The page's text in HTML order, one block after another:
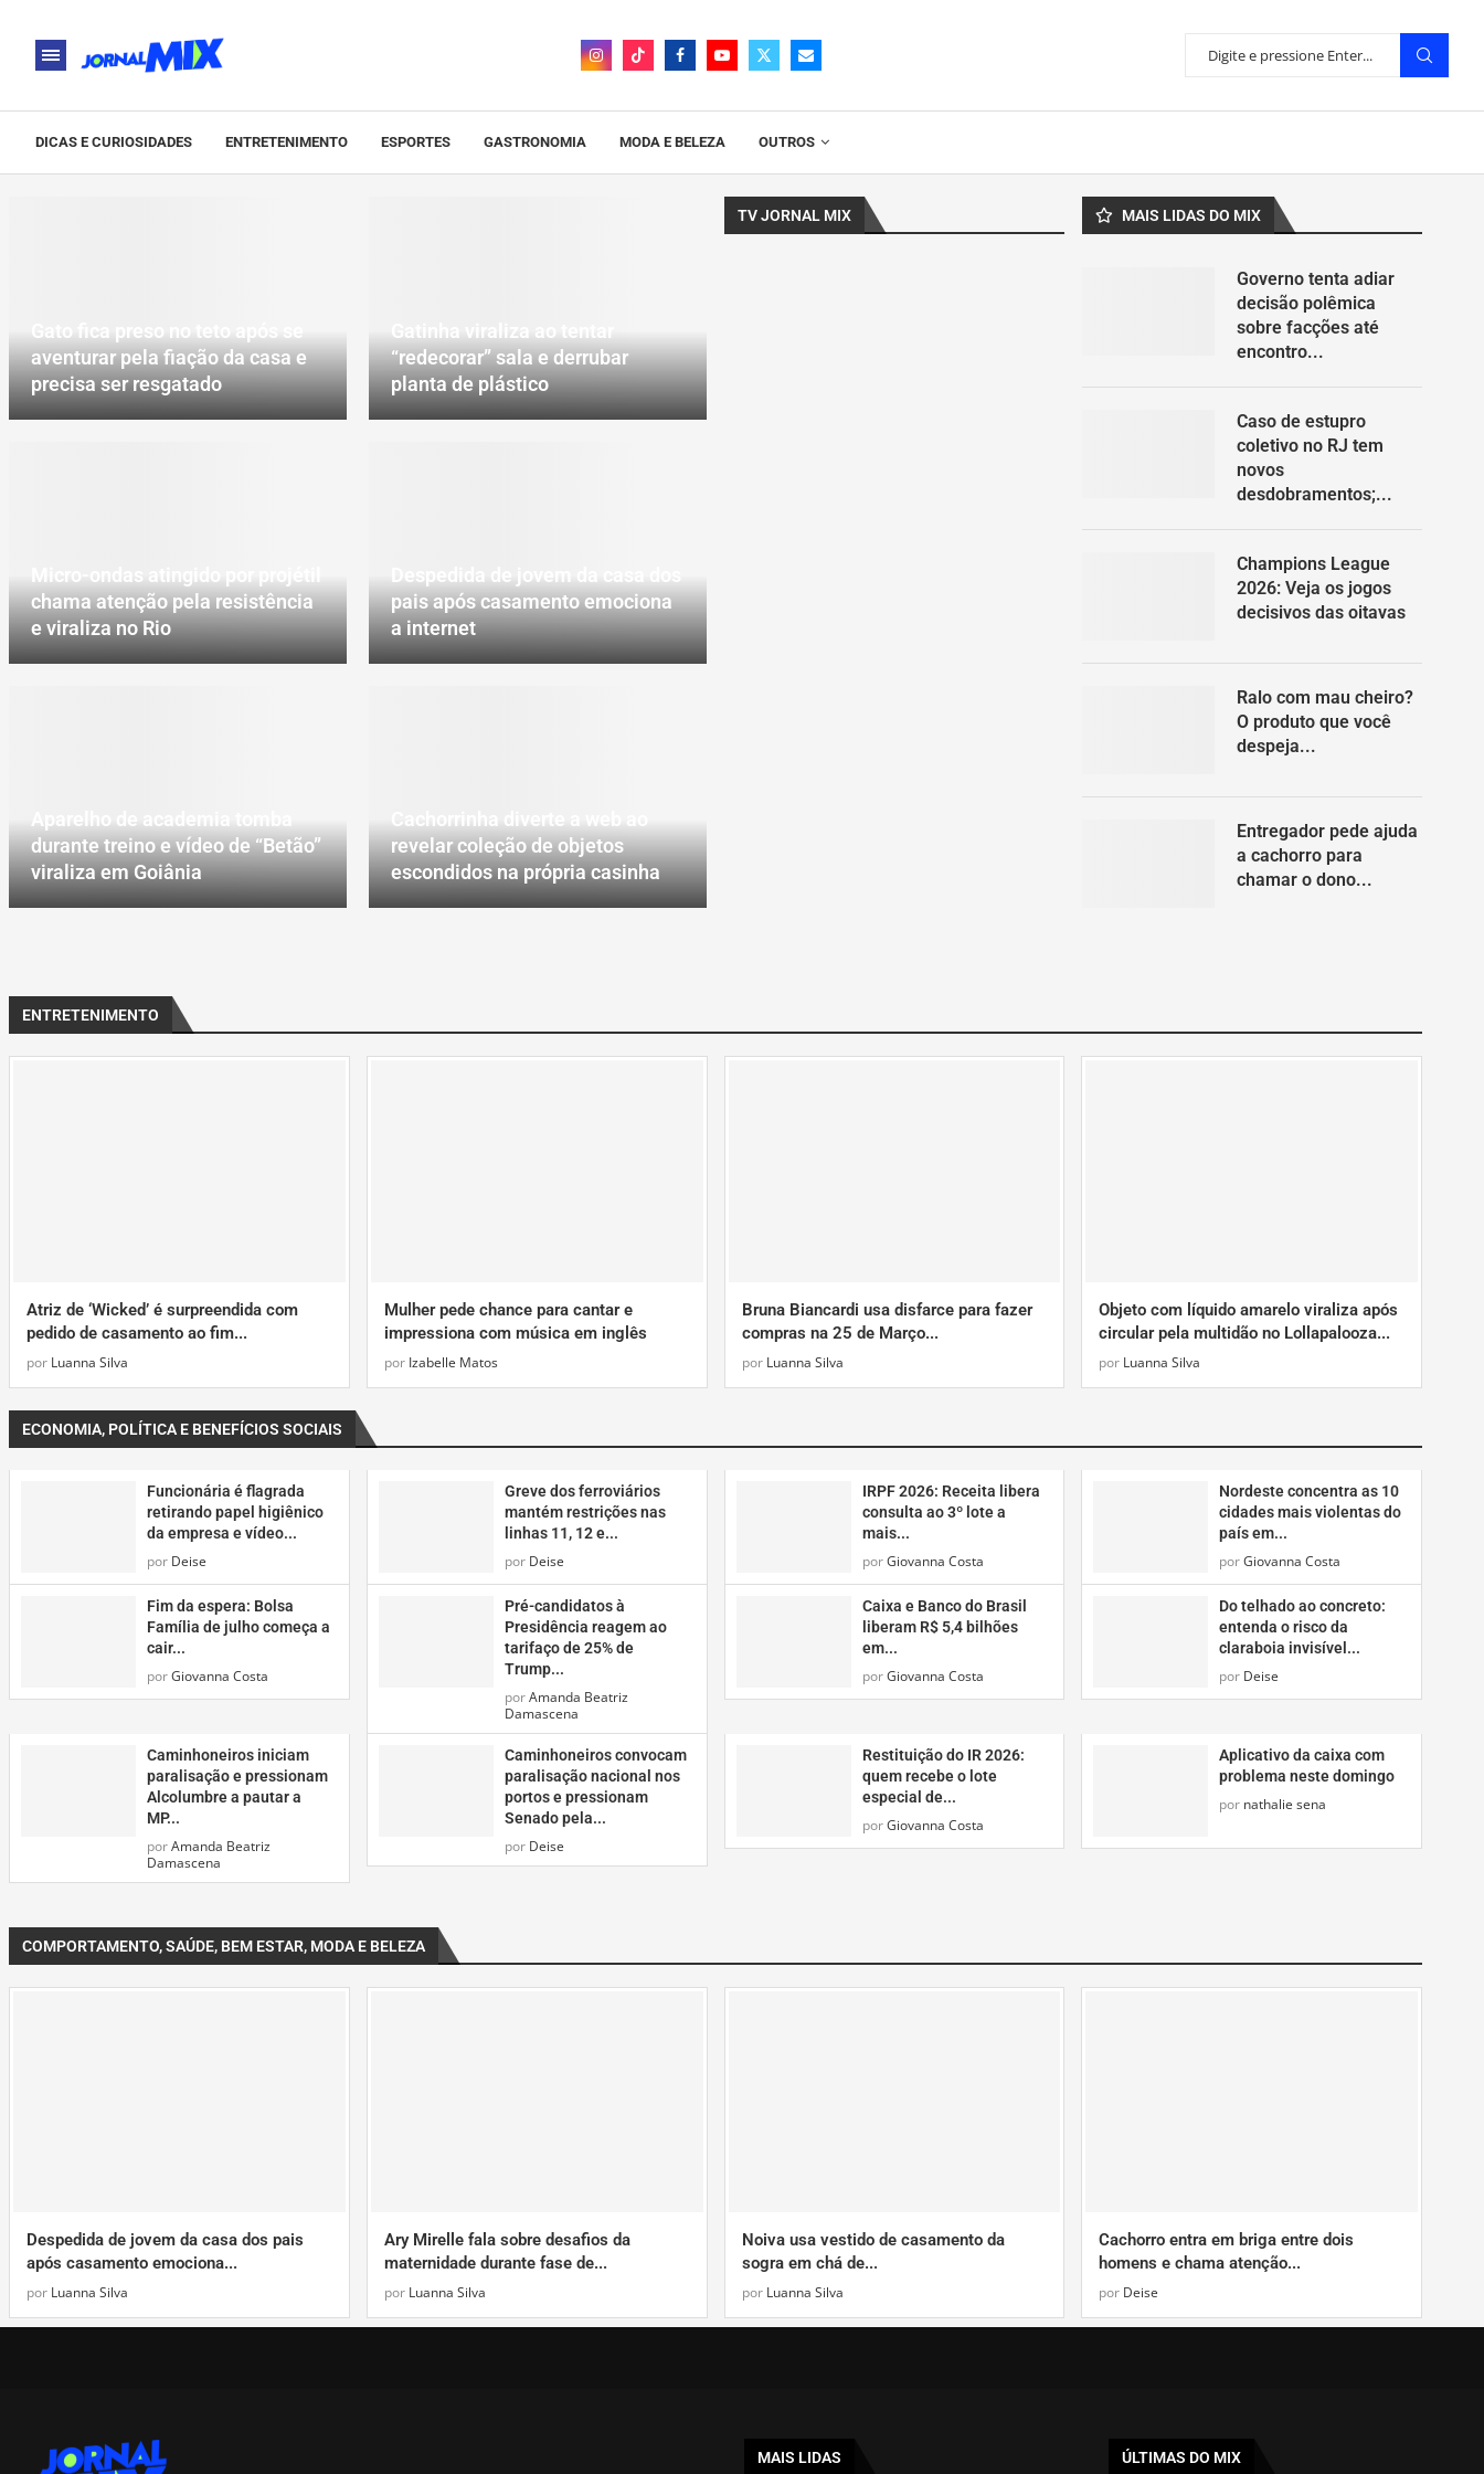
DICAS E CURIOSIDADES ENTRETENIMENTO ESPORTES GASTRONOMIA MODA E BELEZA OUTROS
Gato fica preso no teto após se
aventurar pela fiação da casa e
precisa ser resgatado
Gatinha viraliza ao tentar
“redecorar” sala e derrubar
planta de plástico
Micro-ondas atingido por projétil
chama atenção pela resistência
e viraliza no Rio
Despedida de jovem da casa dos
pais após casamento emociona
a internet
Aparelho de academia tomba
durante treino e vídeo de “Betão”
viraliza em Goiânia
Cachorrinha diverte a web ao
revelar coleção de objetos
escondidos na própria casinha
TV JORNAL MIX MAIS LIDAS DO MIX
Governo tenta adiar
decisão polêmica
sobre facções até
encontro...
Caso de estupro
coletivo no RJ tem
novos
desdobramentos;...
Champions League
2026: Veja os jogos
decisivos das oitavas
Ralo com mau cheiro?
O produto que você
despeja...
Entregador pede ajuda
a cachorro para
chamar o dono...
ENTRETENIMENTO
Atriz de ‘Wicked’ é surpreendida com
pedido de casamento ao fim...
por Luanna Silva
Mulher pede chance para cantar e
impressiona com música em inglês
por Izabelle Matos
Bruna Biancardi usa disfarce para fazer
compras na 25 de Março...
por Luanna Silva
Objeto com líquido amarelo viraliza após
circular pela multidão no Lollapalooza...
por Luanna Silva
ECONOMIA, POLÍTICA E BENEFÍCIOS SOCIAIS
Funcionária é flagrada
retirando papel higiênico
da empresa e vídeo...
por Deise
Greve dos ferroviários
mantém restrições nas
linhas 11, 12 e...
por Deise
IRPF 2026: Receita libera
consulta ao 3º lote a
mais...
porGiovanna Costa
Nordeste concentra as 10
cidades mais violentas do
país em...
porGiovanna Costa
Fim da espera: Bolsa
Família de julho começa a
cair...
porGiovanna Costa
Pré-candidatos à
Presidência reagem ao
tarifaço de 25% de
Trump...
porAmanda Beatriz
Damascena
Caixa e Banco do Brasil
liberam R$ 5,4 bilhões
em...
porGiovanna Costa
Do telhado ao concreto:
entenda o risco da
claraboia invisível...
por Deise
Caminhoneiros iniciam
paralisação e pressionam
Alcolumbre a pautar a
MP...
porAmanda Beatriz
Damascena
Caminhoneiros convocam
paralisação nacional nos
portos e pressionam
Senado pela...
por Deise
Restituição do IR 2026:
quem recebe o lote
especial de...
porGiovanna Costa
Aplicativo da caixa com
problema neste domingo
por nathalie sena
COMPORTAMENTO, SAÚDE, BEM ESTAR, MODA E BELEZA
Despedida de jovem da casa dos pais
após casamento emociona...
por Luanna Silva
Ary Mirelle fala sobre desafios da
maternidade durante fase de...
por Luanna Silva
Noiva usa vestido de casamento da
sogra em chá de...
por Luanna Silva
Cachorro entra em briga entre dois
homens e chama atenção...
por Deise
MAIS LIDAS ÚLTIMAS DO MIX